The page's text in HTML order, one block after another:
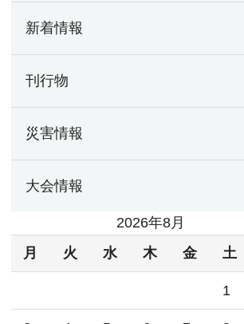
新着情報
刊行物
災害情報
大会情報
2026年8月
月
火 水 木 金 土
1